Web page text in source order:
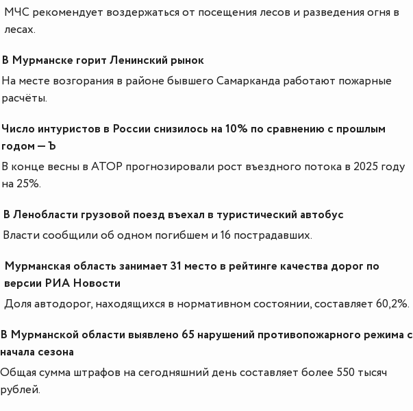
МЧС рекомендует воздержаться от посещения лесов и разведения огня в
лесах.
В Мурманске горит Ленинский рынок
На месте возгорания в районе бывшего Самарканда работают пожарные
расчёты.
Число интуристов в России снизилось на 10% по сравнению с прошлым
годом — Ъ
В конце весны в АТОР прогнозировали рост въездного потока в 2025 году
на 25%.
В Ленобласти грузовой поезд въехал в туристический автобус
Власти сообщили об одном погибшем и 16 пострадавших.
Мурманская область занимает 31 место в рейтинге качества дорог по
версии РИА Новости
Доля автодорог, находящихся в нормативном состоянии, составляет 60,2%.
В Мурманской области выявлено 65 нарушений противопожарного режима с
начала сезона
Общая сумма штрафов на сегодняшний день составляет более 550 тысяч
рублей.